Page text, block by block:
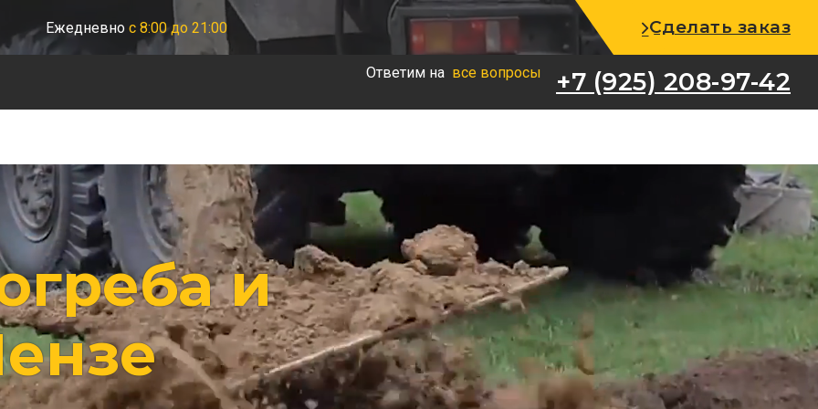
+7 (925) 208-97-42
Ежедневно с 8:00 до 21:00 Сделать заказ
Ответим на все вопросы +7 (925) 208-97-42
и